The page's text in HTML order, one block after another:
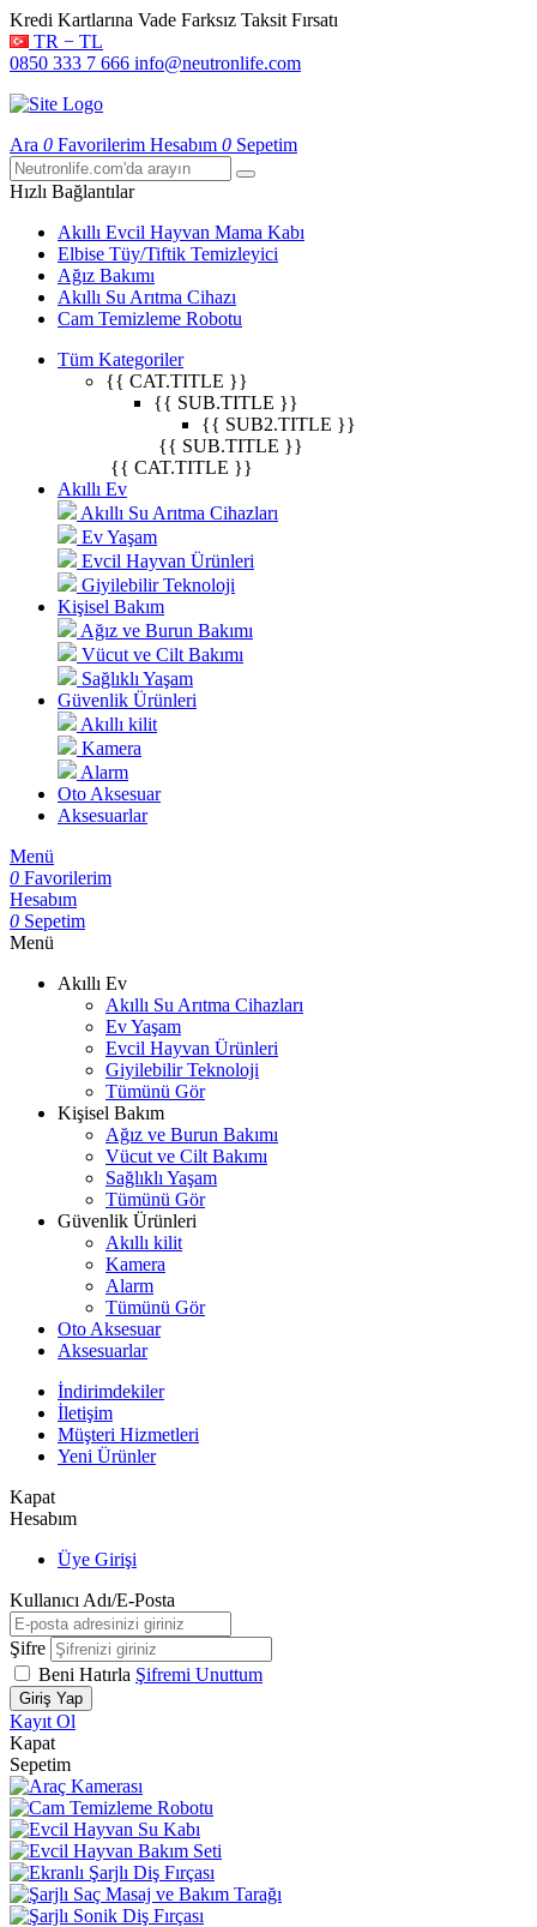
Kredi Kartlarına Vade Farksız Taksit Fırsatı
TR − TL
0850 333 7 666 info@neutronlife.com
Ara 0 Favorilerim Hesabım 0 Sepetim
Hızlı Bağlantılar
Akıllı Evcil Hayvan Mama Kabı
Elbise Tüy/Tiftik Temizleyici
Ağız Bakımı
Akıllı Su Arıtma Cihazı
Cam Temizleme Robotu
Tüm Kategoriler
{{ CAT.TITLE }}
{{ SUB.TITLE }}
{{ SUB2.TITLE }}
{{ SUB.TITLE }}
{{ CAT.TITLE }}
Akıllı Ev
Akıllı Su Arıtma Cihazları
Ev Yaşam
Evcil Hayvan Ürünleri
Giyilebilir Teknoloji
Kişisel Bakım
Ağız ve Burun Bakımı
Vücut ve Cilt Bakımı
Sağlıklı Yaşam
Güvenlik Ürünleri
Akıllı kilit
Kamera
Alarm
Oto Aksesuar
Aksesuarlar
Menü
0 Favorilerim
Hesabım
0 Sepetim
Menü
Akıllı Ev
Akıllı Su Arıtma Cihazları
Ev Yaşam
Evcil Hayvan Ürünleri
Giyilebilir Teknoloji
Tümünü Gör
Kişisel Bakım
Ağız ve Burun Bakımı
Vücut ve Cilt Bakımı
Sağlıklı Yaşam
Tümünü Gör
Güvenlik Ürünleri
Akıllı kilit
Kamera
Alarm
Tümünü Gör
Oto Aksesuar
Aksesuarlar
İndirimdekiler
İletişim
Müşteri Hizmetleri
Yeni Ürünler
Kapat
Hesabım
Üye Girişi
Kullanıcı Adı/E-Posta
Şifre
Beni Hatırla Şifremi Unuttum
Giriş Yap
Kayıt Ol
Kapat
Sepetim